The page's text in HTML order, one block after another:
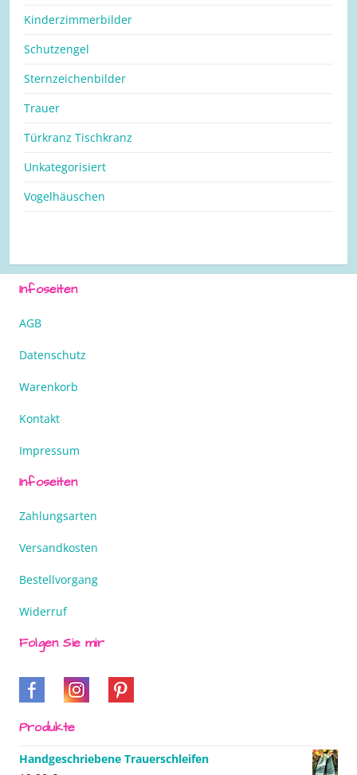
Kinderzimmerbilder
Schutzengel
Sternzeichenbilder
Trauer
Türkranz Tischkranz
Unkategorisiert
Vogelhäuschen
Infoseiten
AGB
Datenschutz
Warenkorb
Kontakt
Impressum
Infoseiten
Zahlungsarten
Versandkosten
Bestellvorgang
Widerruf
Folgen Sie mir
Produkte
Handgeschriebene Trauerschleifen